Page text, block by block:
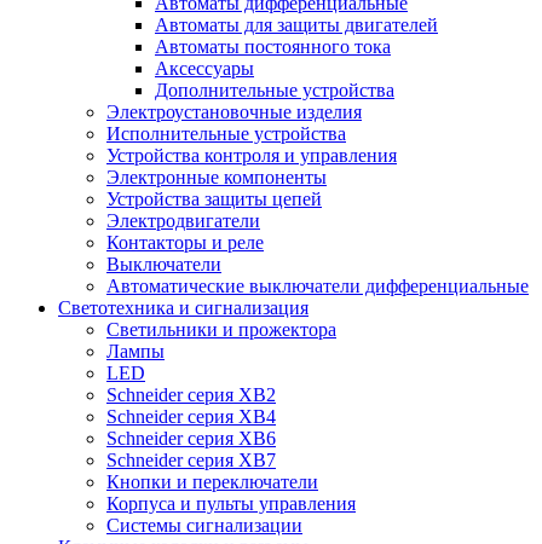
Автоматы для защиты двигателей
Автоматы постоянного тока
Аксессуары
Дополнительные устройства
Электроустановочные изделия
Исполнительные устройства
Устройства контроля и управления
Электронные компоненты
Устройства защиты цепей
Электродвигатели
Контакторы и реле
Выключатели
Автоматические выключатели дифференциальные
Светотехника и сигнализация
Светильники и прожектора
Лампы
LED
Schneider серия XB2
Schneider серия XB4
Schneider серия XB6
Schneider серия XB7
Кнопки и переключатели
Корпуса и пульты управления
Системы сигнализации